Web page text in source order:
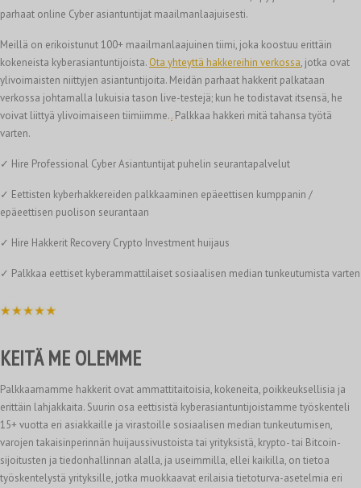
parhaat online Cyber asiantuntijat maailmanlaajuisesti.
Meillä on erikoistunut 100+ maailmanlaajuinen tiimi, joka koostuu erittäin
kokeneista kyberasiantuntijoista. Ota yhteyttä hakkereihin verkossa, jotka ovat
ylivoimaisten niittyjen asiantuntijoita. Meidän parhaat hakkerit palkataan
verkossa johtamalla lukuisia tason live-testejä; kun he todistavat itsensä, he
voivat liittyä ylivoimaiseen tiimiimme.. Palkkaa hakkeri mitä tahansa työtä
varten.
✓ Hire Professional Cyber Asiantuntijat puhelin seurantapalvelut
✓ Eettisten kyberhakkereiden palkkaaminen epäeettisen kumppanin /
epäeettisen puolison seurantaan
✓ Hire Hakkerit Recovery Crypto Investment huijaus
✓ Palkkaa eettiset kyberammattilaiset sosiaalisen median tunkeutumista varten
KEITÄ ME OLEMME
Palkkaamamme hakkerit ovat ammattitaitoisia, kokeneita, poikkeuksellisia ja
erittäin lahjakkaita. Suurin osa eettisistä kyberasiantuntijoistamme työskenteli
15+ vuotta eri asiakkaille ja virastoille sosiaalisen median tunkeutumisen,
varojen takaisinperinnän huijaussivustoista tai yrityksistä, krypto- tai Bitcoin-
sijoitusten ja tiedonhallinnan alalla, ja useimmilla, ellei kaikilla, on tietoa
työskentelystä yrityksille, jotka muokkaavat erilaisia tietoturva-asetelmia eri